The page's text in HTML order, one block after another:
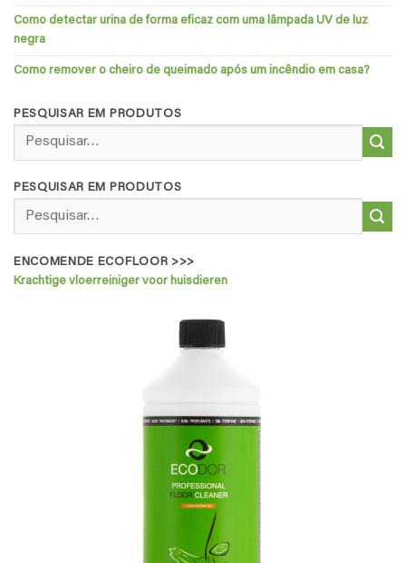
Como detectar urina de forma eficaz com uma lâmpada UV de luz
negra
Como remover o cheiro de queimado após um incêndio em casa?
PESQUISAR EM PRODUTOS
por:
PESQUISAR EM PRODUTOS
por:
ENCOMENDE ECOFLOOR >>>
Krachtige vloerreiniger voor huisdieren